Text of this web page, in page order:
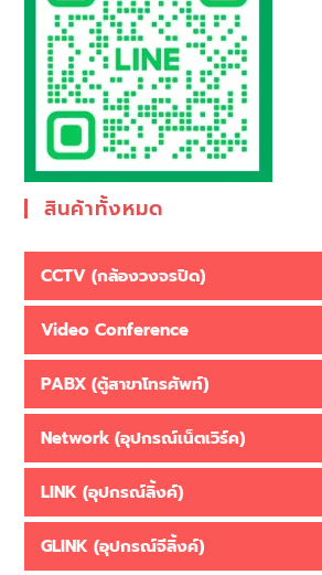
สินค้าทั้งหมด
CCTV (กล้องวงจรปิด)
Video Conference
PABX (ตู้สาขาโทรศัพท์)
Network (อุปกรณ์เน็ตเวิร์ค)
LINK (อุปกรณ์ลิ้งค์)
GLINK (อุปกรณ์จีลิ้งค์)